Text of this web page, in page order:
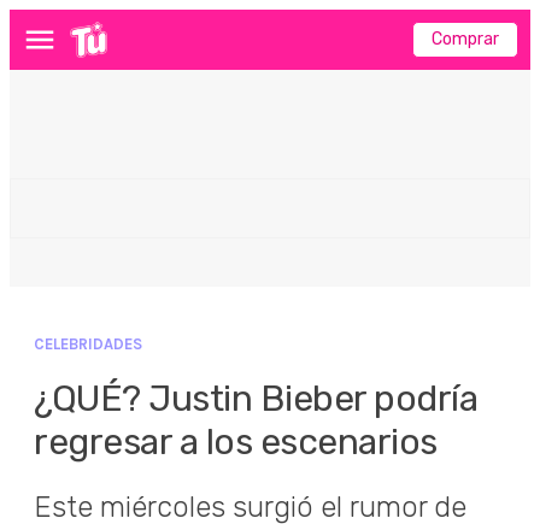
Menú Comprar
CELEBRIDADES
¿QUÉ? Justin Bieber podría
regresar a los escenarios
Este miércoles surgió el rumor de